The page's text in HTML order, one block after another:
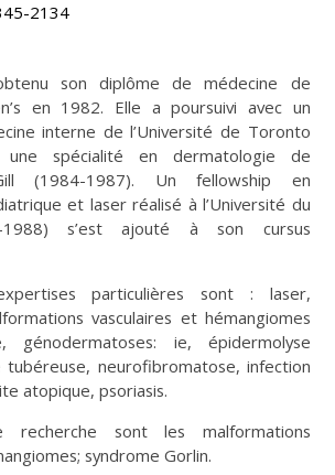
2134
son diplôme de médecine de
en 1982. Elle a poursuivi avec un
interne de l’Université de Toronto
spécialité en dermatologie de
(1984-1987). Un fellowship en
et laser réalisé à l’Université du
1988) s’est ajouté à son cursus
particulières sont : laser,
vasculaires et hémangiomes
génodermatoses: ie, épidermolyse
tubéreuse, neurofibromatose, infection
atopique, psoriasis.
recherche sont les malformations
syndrome Gorlin.